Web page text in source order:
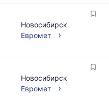
Новосибирск
Евромет
›
Новосибирск
Евромет
›